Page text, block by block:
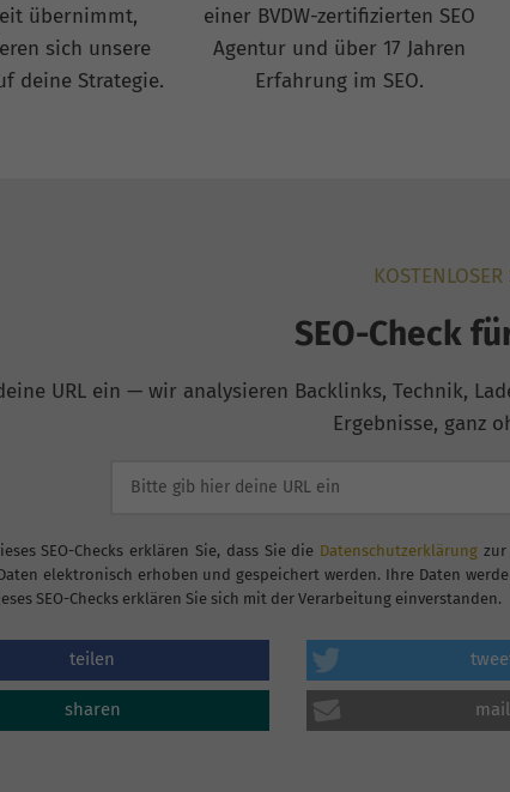
übernimmt,
sich unsere
deine Strategie.
einer BVDW-zertifizierten SEO
Agentur und über 17 Jahren
Erfahrung im SEO.
SEO-Check
URL ein — wir analysieren Backlinks, Technik,
Ergebnisse, ganz
SEO-Checks erklären Sie, dass Sie die Datenschutzerklärung zur
elektronisch erhoben und gespeichert werden. Ihre Daten
SEO-Checks erklären Sie sich mit der Verarbeitung einverstanden.
teilen
sharen